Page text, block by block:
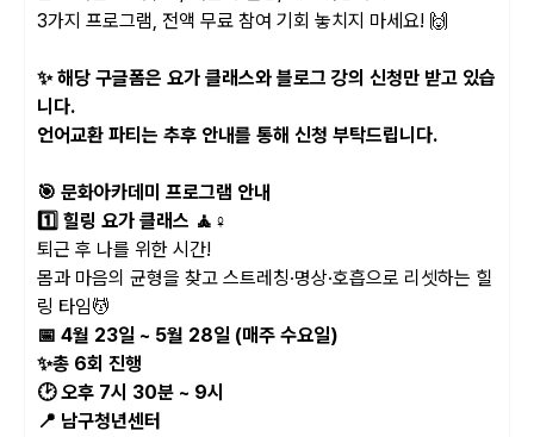
3가지 프로그램, 전액 무료 참여 기회 놓치지 마세요! 🙌
✨ 해당 구글폼은 요가 클래스와 블로그 강의 신청만 받고 있습
니다.
언어교환 파티는 추후 안내를 통해 신청 부탁드립니다.
🎯 문화아카데미 프로그램 안내
1️⃣ 힐링 요가 클래스 🧘 ‍♀️
퇴근 후 나를 위한 시간!
몸과 마음의 균형을 찾고 스트레칭·명상·호흡으로 리셋하는 힐
링 타임💆
📅 4월 23일 ~ 5월 28일 (매주 수요일)
✨총 6회 진행
🕑 오후 7시 30분 ~ 9시
📍 남구청년센터